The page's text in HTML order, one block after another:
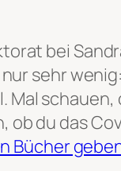
bei
sehr
schauen,
ob du das
Bücher